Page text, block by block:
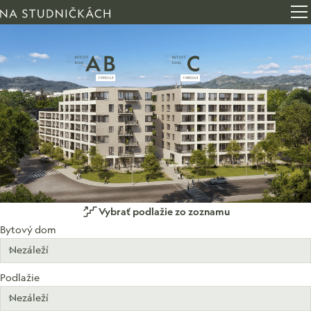
Ponuka bytovVybrať podlažie zo zoznamu
Bytový dom
Podlažie